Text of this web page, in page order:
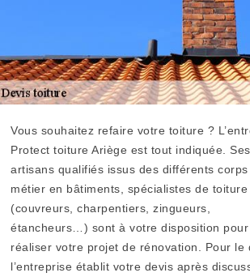
Vous souhaitez refaire votre toiture ?
Protect toiture Ariège est tout indiquée. Ses
artisans qualifiés issus des différents corps
métier en bâtiments, spécialistes de toiture
(couvreurs, charpentiers, zingueurs,
étancheurs…) sont à votre disposition pour
réaliser votre projet de rénovation. Pour le
l’entreprise établit votre devis après